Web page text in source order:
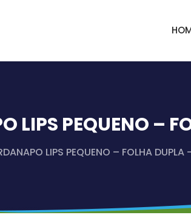
LIPS PEQUENO –
LIPS PEQUENO – FOLHA DUPLA